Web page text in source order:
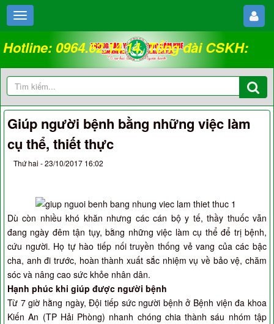
Hotline: 0964.62.14.14. Tổng đài CSKH:
18008262
Giúp người bệnh bằng những việc làm
cụ thể, thiết thực
Thứ hai - 23/10/2017 16:02
Dù còn nhiều khó khăn nhưng các cán bộ y tế, thầy thuốc vẫn
đang ngày đêm tận tụy, bằng những việc làm cụ thể để trị bệnh,
cứu người. Họ tự hào tiếp nối truyền thống vẻ vang của các bậc
cha, anh đi trước, hoàn thành xuất sắc nhiệm vụ về bảo vệ, chăm
sóc và nâng cao sức khỏe nhân dân.
Hạnh phúc khi giúp được người bệnh
Từ 7 giờ hằng ngày, Đội tiếp sức người bệnh ở Bệnh viện đa khoa
Kiến An (TP Hải Phòng) nhanh chóng chia thành sáu nhóm tập